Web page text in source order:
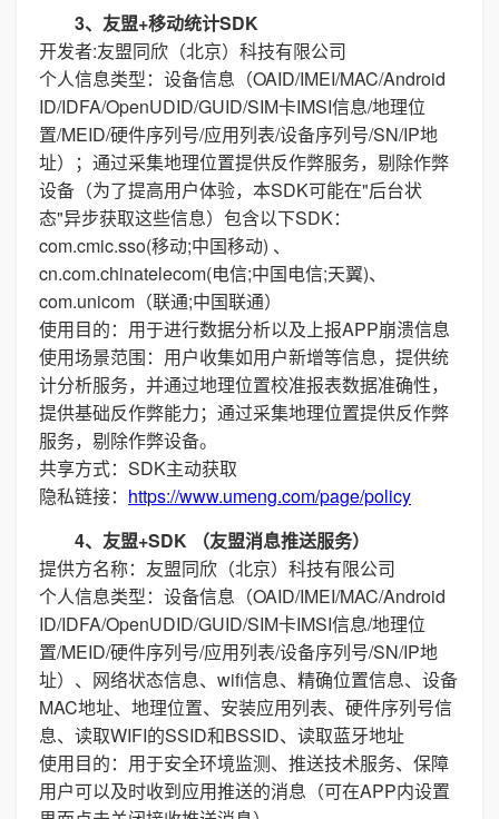
3、友盟+移动统计SDK
开发者:友盟同欣（北京）科技有限公司
个人信息类型：设备信息（OAID/IMEI/MAC/Android
ID/IDFA/OpenUDID/GUID/SIM卡IMSI信息/地理位
置/MEID/硬件序列号/应用列表/设备序列号/SN/IP地
址）；通过采集地理位置提供反作弊服务，剔除作弊
设备（为了提高用户体验，本SDK可能在"后台状
态"异步获取这些信息）包含以下SDK：
com.cmic.sso(移动;中国移动) 、
cn.com.chinatelecom(电信;中国电信;天翼)、
com.unicom（联通;中国联通）
使用目的：用于进行数据分析以及上报APP崩溃信息
使用场景范围：用户收集如用户新增等信息，提供统
计分析服务，并通过地理位置校准报表数据准确性，
提供基础反作弊能力；通过采集地理位置提供反作弊
服务，剔除作弊设备。
共享方式：SDK主动获取
隐私链接： https://www.umeng.com/page/policy
4、友盟+SDK （友盟消息推送服务）
提供方名称：友盟同欣（北京）科技有限公司
个人信息类型：设备信息（OAID/IMEI/MAC/Android
ID/IDFA/OpenUDID/GUID/SIM卡IMSI信息/地理位
置/MEID/硬件序列号/应用列表/设备序列号/SN/IP地
址）、网络状态信息、wifi信息、精确位置信息、设备
MAC地址、地理位置、安装应用列表、硬件序列号信
息、读取WIFI的SSID和BSSID、读取蓝牙地址
使用目的：用于安全环境监测、推送技术服务、保障
用户可以及时收到应用推送的消息（可在APP内设置